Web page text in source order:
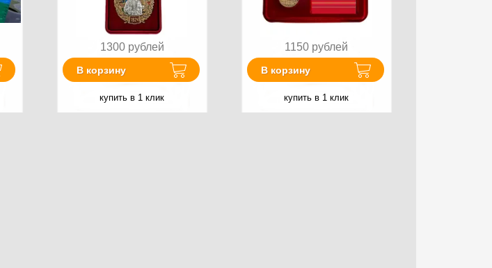
1300 рублей
В корзину
купить в 1 клик
1150 рублей
В корзину
купить в 1 клик